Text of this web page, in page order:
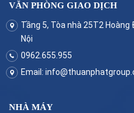
VĂN PHÒNG GIAO DỊCH
Tầng 5, Tòa nhà 25T2 Hoàng
Nội
0962.655.955
Email:
NHÀ MÁY